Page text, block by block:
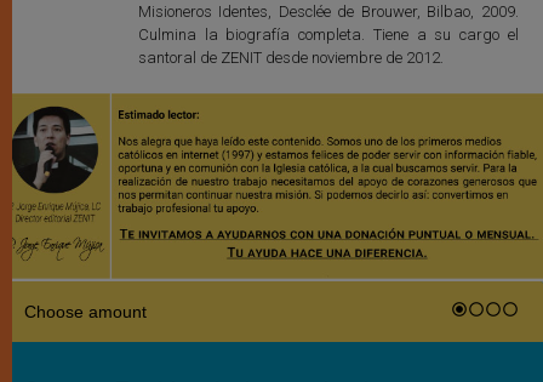
Misioneros Identes, Desclée de Brouwer, Bilbao, 2009.
Culmina la biografía completa. Tiene a su cargo el
santoral de ZENIT desde noviembre de 2012.